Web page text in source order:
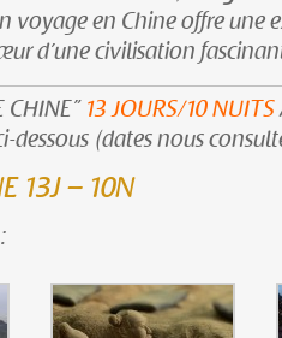
voyage en Chine offre une
d’une civilisation
CHINE” 13 JOURS/10 NUITS
dessous (dates nous
13J – 10N